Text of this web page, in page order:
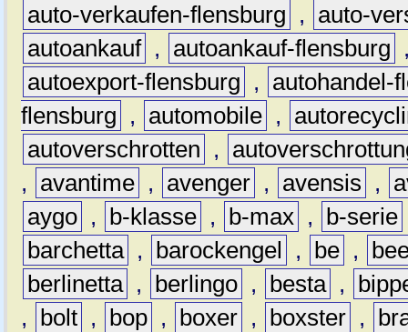
auto-verkaufen-flensburg
,
auto-
autoankauf , autoankauf-flensburg
autoexport-flensburg
,
autohandel-
flensburg
, automobile ,
autoverschrotten
,
,
avantime , avenger , avensis ,
aygo , b-klasse , b-max , b-serie
barchetta , barockengel , be ,
berlinetta , berlingo , besta ,
,
bolt , bop , boxer , boxster ,